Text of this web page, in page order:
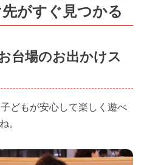
がすぐ見つかる
台場のお出かけス
どもが安心して楽しく遊べ
。